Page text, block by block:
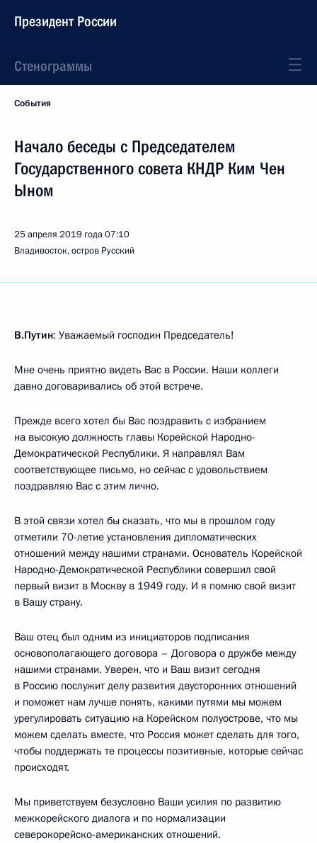
Президент России
Стенограммы
События
Начало беседы с Председателем
Государственного совета КНДР Ким Чен
Ыном
25 апреля 2019 года07:10
Владивосток, остров Русский
В.Путин: Уважаемый господин Председатель!
Мне очень приятно видеть Вас в России. Наши коллеги
давно договаривались об этой встрече.
Прежде всего хотел бы Вас поздравить с избранием
на высокую должность главы Корейской Народно-
Демократической Республики. Я направлял Вам
соответствующее письмо, но сейчас с удовольствием
поздравляю Вас с этим лично.
В этой связи хотел бы сказать, что мы в прошлом году
отметили 70-летие установления дипломатических
отношений между нашими странами. Основатель Корейской
Народно-Демократической Республики совершил свой
первый визит в Москву в 1949 году. И я помню свой визит
в Вашу страну.
Ваш отец был одним из инициаторов подписания
основополагающего договора – Договора о дружбе между
нашими странами. Уверен, что и Ваш визит сегодня
в Россию послужит делу развития двусторонних отношений
и поможет нам лучше понять, какими путями мы можем
урегулировать ситуацию на Корейском полуострове, что мы
можем сделать вместе, что Россия может сделать для того,
чтобы поддержать те процессы позитивные, которые сейчас
происходят.
Мы приветствуем безусловно Ваши усилия по развитию
межкорейского диалога и по нормализации
северокорейско-американских отношений.